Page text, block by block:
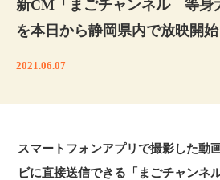
新CM「まごチャンネル 等身
を本日から静岡県内で放映開始
2021.06.07
スマートフォンアプリで撮影した動
ビに直接送信できる「まごチャンネ